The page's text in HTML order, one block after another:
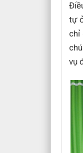
tự
chỉ
vụ